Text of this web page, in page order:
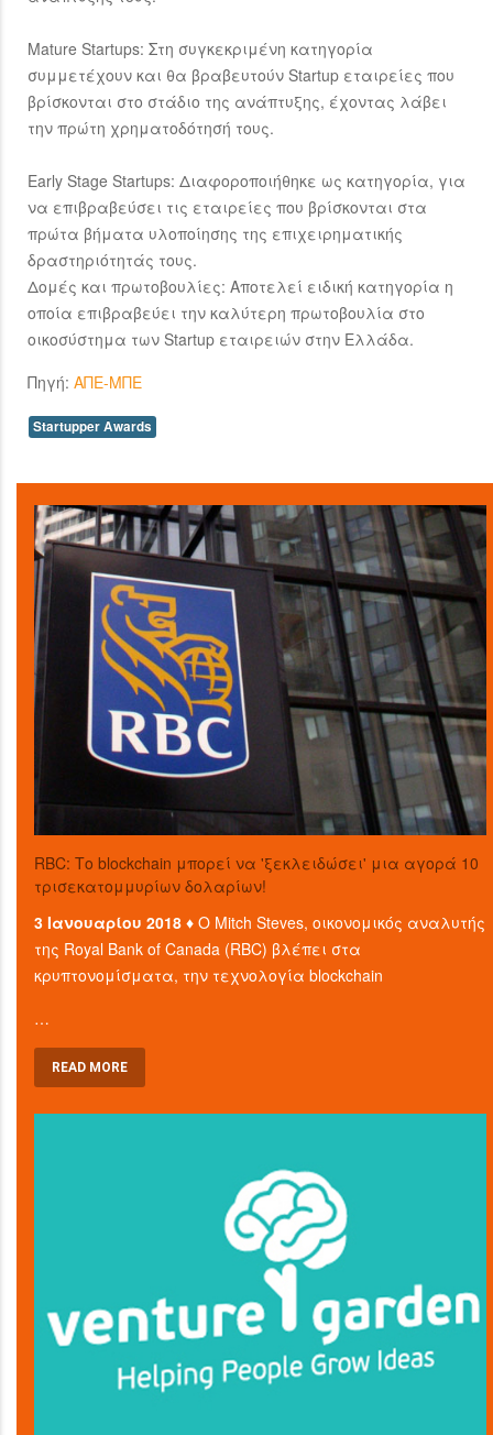
Mature Startups: Στη συγκεκριμένη κατηγορία
συμμετέχουν και θα βραβευτούν Startup εταιρείες που
βρίσκονται στο στάδιο της ανάπτυξης, έχοντας λάβει
την πρώτη χρηματοδότησή τους.
Early Stage Startups: Διαφοροποιήθηκε ως κατηγορία, για
να επιβραβεύσει τις εταιρείες που βρίσκονται στα
πρώτα βήματα υλοποίησης της επιχειρηματικής
δραστηριότητάς τους.
Δομές και πρωτοβουλίες: Αποτελεί ειδική κατηγορία η
οποία επιβραβεύει την καλύτερη πρωτοβουλία στο
οικοσύστημα των Startup εταιρειών στην Ελλάδα.
Πηγή: ΑΠΕ-ΜΠΕ
Startupper Awards
RBC: Το blockchain μπορεί να 'ξεκλειδώσει' μια αγορά 10
τρισεκατομμυρίων δολαρίων!
3 Ιανουαρίου 2018 ♦Ο Mitch Steves, οικονομικός αναλυτής
της Royal Bank of Canada (RBC) βλέπει στα
κρυπτονομίσματα, την τεχνολογία blockchain
…
READ MORE